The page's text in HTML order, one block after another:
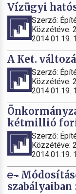
Vízügyi
Szerző:
Közzétéve:
2014.01.19.
A Ket.
Szerző:
Közzétéve:
2014.01.19.
kétmillió
Szerző:
Közzétéve:
2014.01.19.
szabályaiban